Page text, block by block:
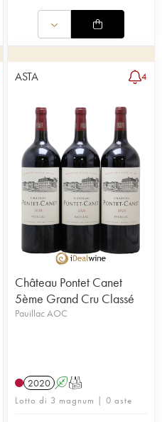
ASTA 4
Château Pontet Canet
5ème Grand Cru Classé
Pauillac AOC
2020 AT
Lotto di 3 magnum | 0 aste